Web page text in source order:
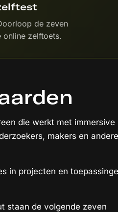
de zeven
online zelftoets.
die werkt met immersive
makers en andere
in projecten en
staan de volgende zeven